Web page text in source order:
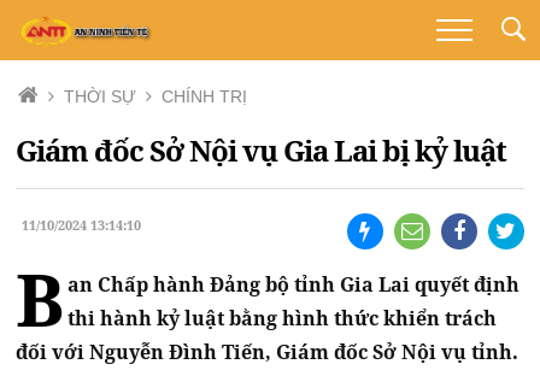
THỜI SỰ CHÍNH TRỊ
Giám đốc Sở Nội vụ Gia Lai bị kỷ luật
11/10/2024 13:14:10
B an Chấp hành Đảng bộ tỉnh Gia Lai quyết định
thi hành kỷ luật bằng hình thức khiển trách
đối với Nguyễn Đình Tiến, Giám đốc Sở Nội vụ tỉnh.